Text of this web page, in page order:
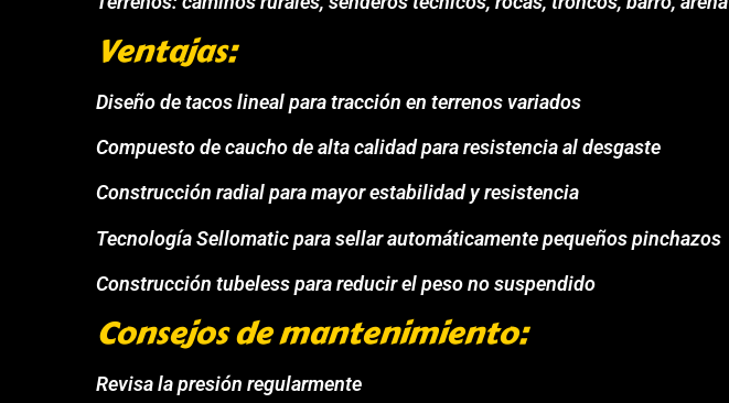
Ventajas:
Diseño de tacos lineal para tracción en terrenos variados
Compuesto de caucho de alta calidad para resistencia al desgaste
Construcción radial para mayor estabilidad y resistencia
Tecnología Sellomatic para sellar automáticamente pequeños pinchazos
Construcción tubeless para reducir el peso no suspendido
Consejos de mantenimiento:
Revisa la presión regularmente